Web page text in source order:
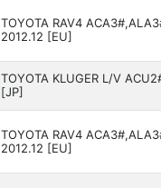
TOYOTA RAV4
2012.12 [EU]
TOYOTA KLUGER L/V
[JP]
TOYOTA RAV4
2012.12 [EU]